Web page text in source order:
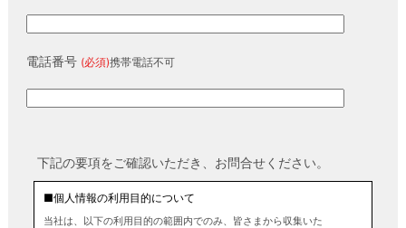
電話番号 (必須)携帯電話不可
下記の要項をご確認いただき、お問合せください。
■個人情報の利用目的について
当社は、以下の利用目的の範囲内でのみ、皆さまから収集いた